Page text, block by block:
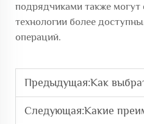
подрядчиками также могут
технологии более
операций.
Предыдущая:Как выбрать оборудование
Следующая:Какие преимущества